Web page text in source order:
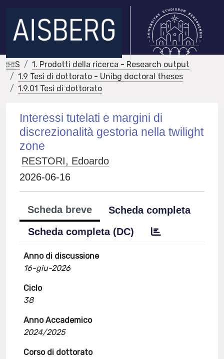
IRIS
1. Prodotti della ricerca - Research output
1.9 Tesi di dottorato - Unibg doctoral theses
1.9.01 Tesi di dottorato
Interessi tutelati e margini di
discrezionalità gestoria nella twilight
zone
RESTORI, Edoardo
2026-06-16
Scheda breve
Scheda completa
Scheda completa (DC)
Anno di discussione
16-giu-2026
Ciclo
38
Anno Accademico
2024/2025
Corso di dottorato